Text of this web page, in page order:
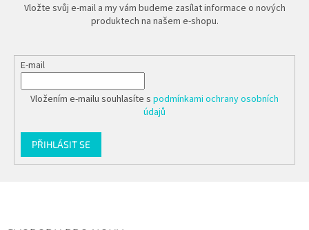
Vložte svůj e-mail a my vám budeme zasílat informace o nových
produktech na našem e-shopu.
E-mail
Vložením e-mailu souhlasíte s podmínkami ochrany osobních
údajů
PŘIHLÁSIT SE